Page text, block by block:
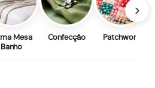
Mesa
Banho
Confecção Patchwork
›